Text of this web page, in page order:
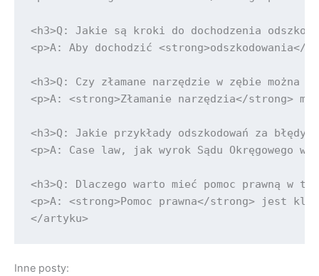
<h3>Q: Jakie są kroki do dochodzenia
<p>A: Aby dochodzić
<h3>Q: Czy złamane narzędzie w zębie można
<p>A: <strong>Złamanie narzędzia</strong>
<h3>Q: Jakie przykłady odszkodowań za błędy
<p>A: Case law, jak wyrok Sądu Okręgowego
<h3>Q: Dlaczego warto mieć pomoc prawną w
<p>A: <strong>Pomoc prawna</strong> jest
Inne posty: